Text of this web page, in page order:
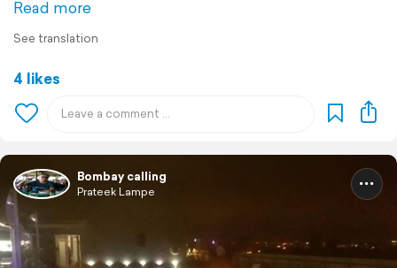
Read more
See translation
4 likes
Bombay calling
Prateek Lampe